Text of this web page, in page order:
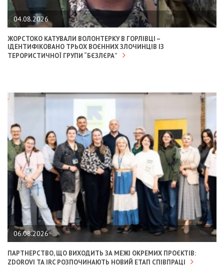
04.08.2026
ЖОРСТОКО КАТУВАЛИ ВОЛОНТЕРКУ В ГОРЛІВЦІ –
ІДЕНТИФІКОВАНО ТРЬОХ ВОЄННИХ ЗЛОЧИНЦІВ ІЗ
ТЕРОРИСТИЧНОЇ ГРУПИ “БЄЗЛЄРА”
06.08.2026
ПАРТНЕРСТВО, ЩО ВИХОДИТЬ ЗА МЕЖІ ОКРЕМИХ ПРОЄКТІВ:
ZDOROVI ТА IRC РОЗПОЧИНАЮТЬ НОВИЙ ЕТАП СПІВПРАЦІ